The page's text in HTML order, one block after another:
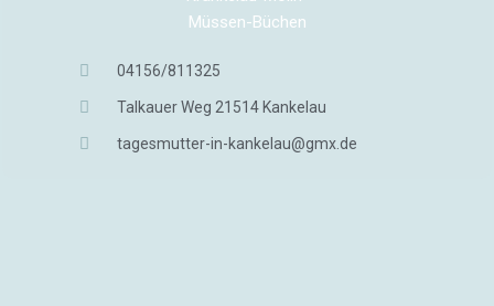
04156/811325
Talkauer Weg 21514 Kankelau
tagesmutter-in-kankelau@gmx.de